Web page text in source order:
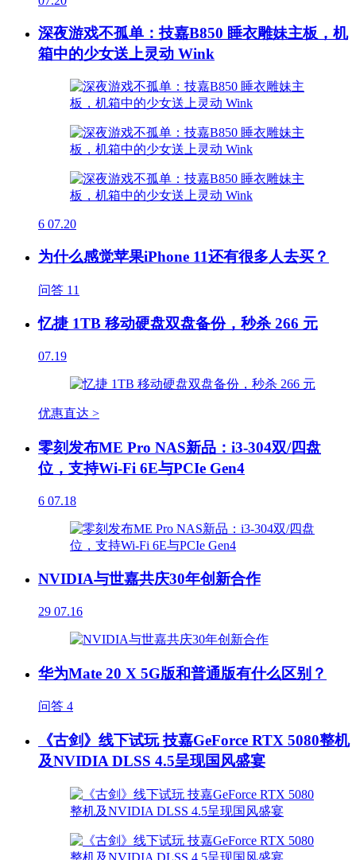
深夜游戏不孤单：技嘉B850 睡衣雕妹主板，机
箱中的少女送上灵动 Wink
6 07.20
为什么感觉苹果iPhone 11还有很多人去买？
问答 11
忆捷 1TB 移动硬盘双盘备份，秒杀 266 元
07.19
优惠直达 >
零刻发布ME Pro NAS新品：i3-304双/四盘
位，支持Wi-Fi 6E与PCIe Gen4
6 07.18
NVIDIA与世嘉共庆30年创新合作
29 07.16
华为Mate 20 X 5G版和普通版有什么区别？
问答 4
《古剑》线下试玩 技嘉GeForce RTX 5080整机
及NVIDIA DLSS 4.5呈现国风盛宴